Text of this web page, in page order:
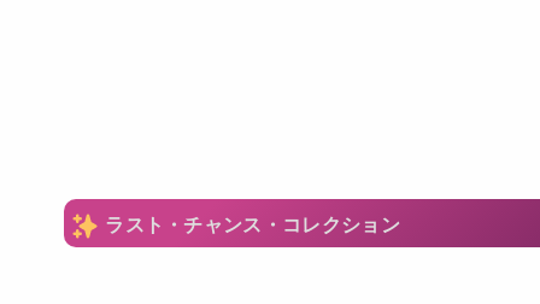
ラスト・チャンス・コレクション